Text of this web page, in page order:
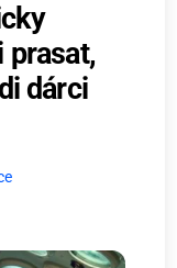
prasat,
dárci